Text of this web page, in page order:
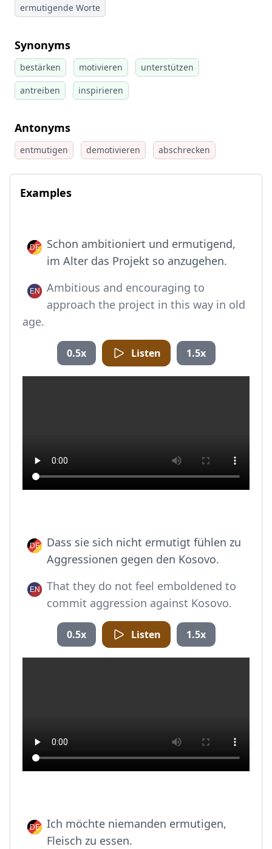
ermutigende Worte
Synonyms
bestärken motivieren
unterstützen
antreiben
inspirieren
Antonyms
entmutigen demotivieren abschrecken
Examples
Schon ambitioniert und ermutigend,
im Alter das Projekt so anzugehen.
Ambitious and encouraging to
approach the project in this way in old
age.
0.5x Listen 1.5x
Dass sie sich nicht ermutigt fühlen zu
Aggressionen gegen den Kosovo.
That they do not feel emboldened to
commit aggression against Kosovo.
0.5x Listen 1.5x
Ich möchte niemanden ermutigen,
Fleisch zu essen.